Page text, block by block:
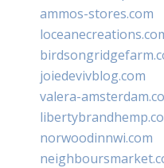
ammos-stores.com
joiedevivblog.com
valera-
norwoodinnwi.com